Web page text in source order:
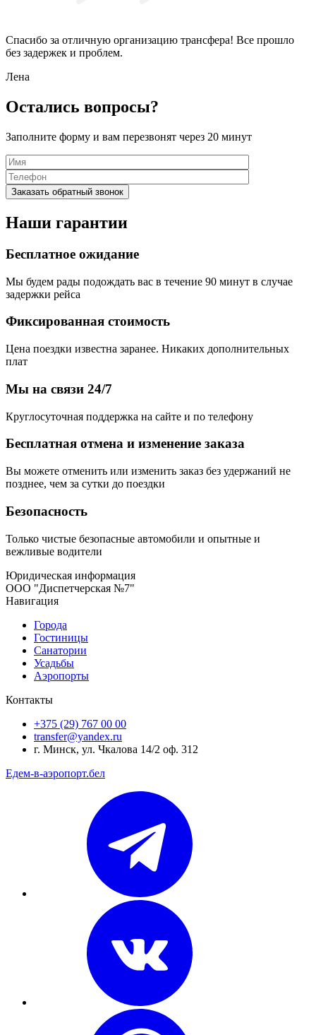
Спасибо за отличную организацию трансфера! Все прошло
без задержек и проблем.
Лена
Остались вопросы?
Заполните форму и вам перезвонят через 20 минут
Наши гарантии
Бесплатное ожидание
Мы будем рады подождать вас в течение 90 минут в случае
задержки рейса
Фиксированная стоимость
Цена поездки известна заранее. Никаких дополнительных
плат
Мы на связи 24/7
Круглосуточная поддержка на сайте и по телефону
Бесплатная отмена и изменение заказа
Вы можете отменить или изменить заказ без удержаний не
позднее, чем за сутки до поездки
Безопасность
Только чистые безопасные автомобили и опытные и
вежливые водители
Юридическая информация
ООО "Диспетчерская №7"
Навигация
Города
Гостиницы
Санатории
Усадьбы
Аэропорты
Контакты
+375 (29) 767 00 00
transfer@yandex.ru
г. Минск, ул. Чкалова 14/2 оф. 312
Едем-в-аэропорт.бел